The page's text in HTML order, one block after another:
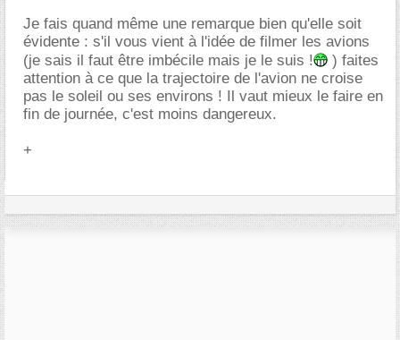
Je fais quand même une remarque bien qu'elle soit
évidente : s'il vous vient à l'idée de filmer les avions
(je sais il faut être imbécile mais je le suis !
) faites
attention à ce que la trajectoire de l'avion ne croise
pas le soleil ou ses environs ! Il vaut mieux le faire en
fin de journée, c'est moins dangereux.
+